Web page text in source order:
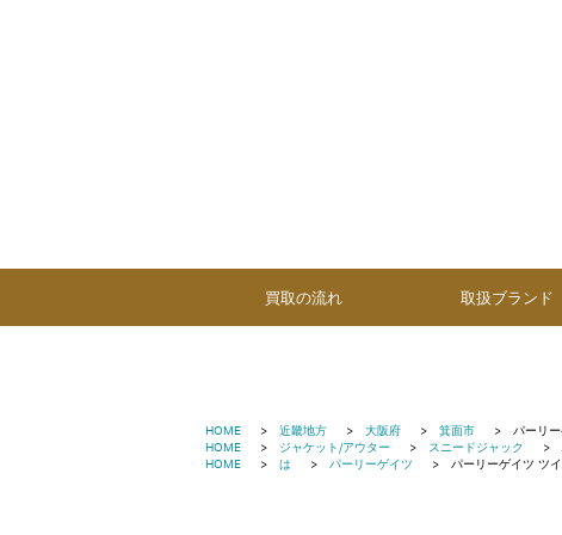
買取の流れ 取扱ブランド
HOME 近畿地方 大阪府 箕面市
パーリ
HOME
ジャケット/アウター スニードジャック
HOME
は パーリーゲイツ パーリーゲイツ ツ